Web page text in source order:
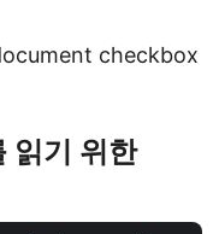
checkbox
읽기 위한